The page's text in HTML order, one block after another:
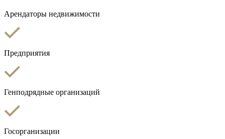
Арендаторы недвижимости
Предприятия
Генподрядные организаций
Госорганизации